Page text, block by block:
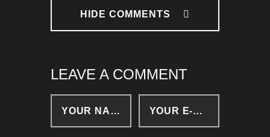
HIDE COMMENTS
LEAVE A COMMENT